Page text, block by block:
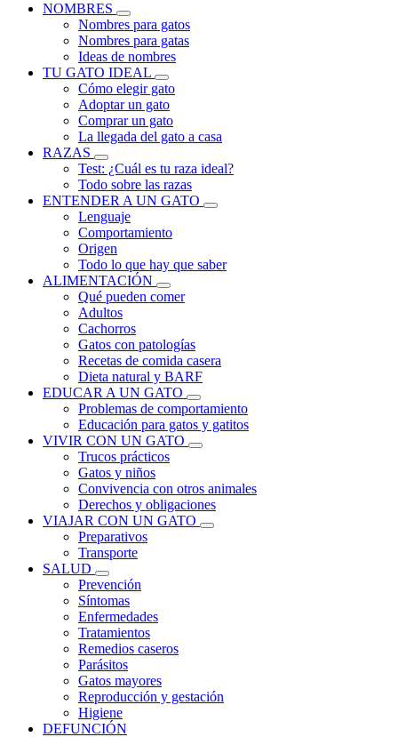
NOMBRES
Nombres para gatos
Nombres para gatas
Ideas de nombres
TU GATO IDEAL
Cómo elegir gato
Adoptar un gato
Comprar un gato
La llegada del gato a casa
RAZAS
Test: ¿Cuál es tu raza ideal?
Todo sobre las razas
ENTENDER A UN GATO
Lenguaje
Comportamiento
Origen
Todo lo que hay que saber
ALIMENTACIÓN
Qué pueden comer
Adultos
Cachorros
Gatos con patologías
Recetas de comida casera
Dieta natural y BARF
EDUCAR A UN GATO
Problemas de comportamiento
Educación para gatos y gatitos
VIVIR CON UN GATO
Trucos prácticos
Gatos y niños
Convivencia con otros animales
Derechos y obligaciones
VIAJAR CON UN GATO
Preparativos
Transporte
SALUD
Prevención
Síntomas
Enfermedades
Tratamientos
Remedios caseros
Parásitos
Gatos mayores
Reproducción y gestación
Higiene
DEFUNCIÓN